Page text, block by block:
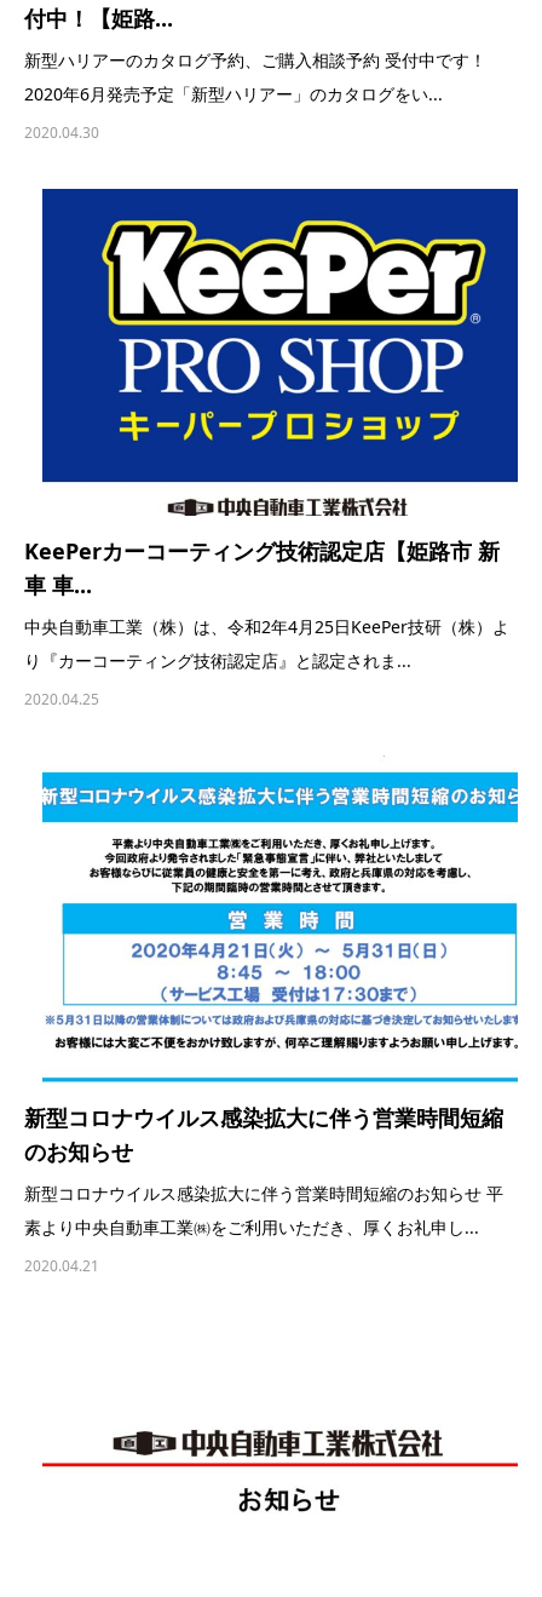
付中！【姫路...
新型ハリアーのカタログ予約、ご購入相談予約 受付中です！
2020年6月発売予定「新型ハリアー」のカタログをい...
2020.04.30
KeePerカーコーティング技術認定店【姫路市 新
車 車...
中央自動車工業（株）は、令和2年4月25日KeePer技研（株）よ
り『カーコーティング技術認定店』と認定されま...
2020.04.25
新型コロナウイルス感染拡大に伴う営業時間短縮
のお知らせ
新型コロナウイルス感染拡大に伴う営業時間短縮のお知らせ 平
素より中央自動車工業㈱をご利用いただき、厚くお礼申し...
2020.04.21